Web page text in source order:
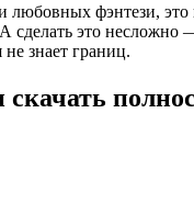
фэнтези,
сделать это несложно
не знает границ.